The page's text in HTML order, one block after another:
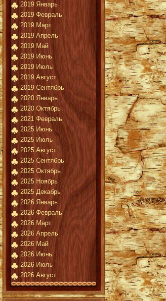
2019 Январь
2019 Февраль
2019 Март
2019 Апрель
2019 Май
2019 Июнь
2019 Июль
2019 Август
2019 Сентябрь
2020 Январь
2020 Октябрь
2021 Февраль
2025 Июнь
2025 Июль
2025 Август
2025 Сентябрь
2025 Октябрь
2025 Ноябрь
2025 Декабрь
2026 Январь
2026 Февраль
2026 Март
2026 Апрель
2026 Май
2026 Июнь
2026 Июль
2026 Август